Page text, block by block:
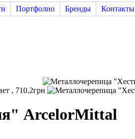
Портфолио Бренды Контакты
ArcelorMittal